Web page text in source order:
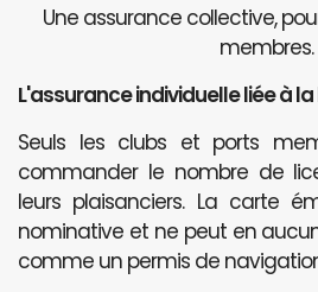
Une assurance collective,
membres.
L'assurance individuelle liée à la
Seuls les clubs et ports
commander le nombre de
leurs plaisanciers. La carte
nominative et ne peut en
comme un permis de